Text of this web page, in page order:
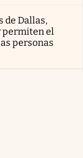
de Dallas,
permiten el
personas